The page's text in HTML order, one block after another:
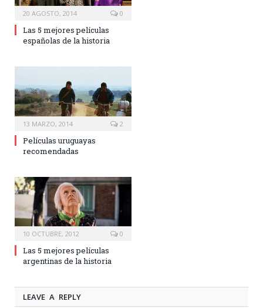
20 AGOSTO, 2014 0
Las 5 mejores películas
españolas de la historia
13 MARZO, 2014 2
Películas uruguayas
recomendadas
10 OCTUBRE, 2012 0
Las 5 mejores películas
argentinas de la historia
LEAVE A REPLY